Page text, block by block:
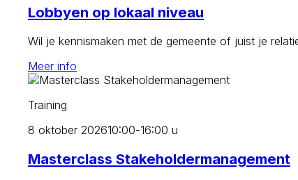
Lobbyen op lokaal niveau
Wil je kennismaken met de gemeente of juist je
Meer info
Training
8 oktober 202610:00-16:00 u
Masterclass Stakeholdermanagement